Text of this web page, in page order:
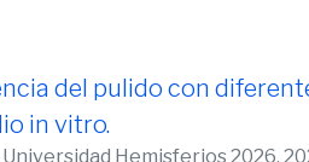
del pulido con
in vitro.
Hemisferios 2026,